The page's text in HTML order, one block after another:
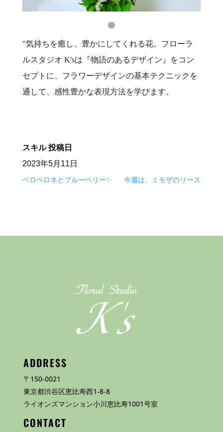
"気持ちを癒し、豊かにしてくれる花。フローラ
ルスタジオ K'sは『物語のあるデザイン』をコン
セプトに、フラワーデザインの基本テクニックを
通して、感性豊かな表現方法を学びます。
スキル 投稿日
2023年5月11日
ベロペロネとブルーベリー✨ 今週は、ミモザのリース
ADDRESS
〒150-0021
東京都渋谷区恵比寿西1-8-8
ライオンズマンション小川恵比寿1001号室
CONTACT